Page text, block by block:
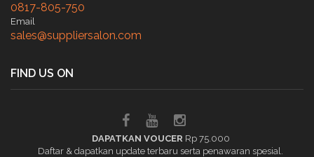
0817-805-750
Email
sales@suppliersalon.com
FIND US ON
DAPATKAN VOUCER Rp 75.000
Daftar & dapatkan update terbaru serta penawaran spesial.